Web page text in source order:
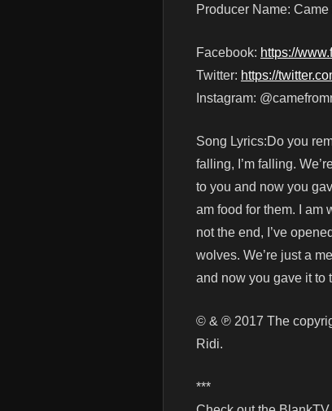
Producer Name:
Facebook: https://
Twitter: https://
Instagram:
Song Lyrics:Do you
falling, I’m falling.
to you and now you
am food for them. I am
not the end, I’ve
wolves. We’re just a
and now you gave it to
© & ℗ 2017 The
Ridi.
***